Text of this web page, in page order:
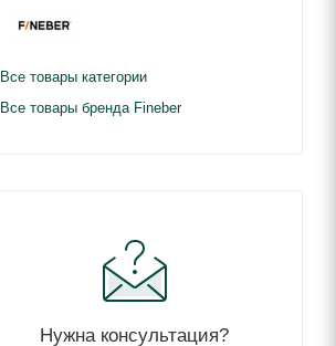
Все товары категории
Все товары бренда Fineber
Нужна консультация?